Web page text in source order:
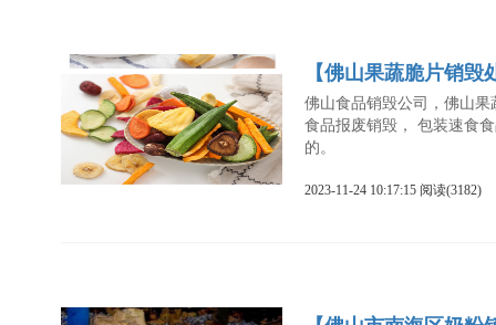
【佛山果蔬脆片销毁
佛山食品销毁公司，佛山
食品报废销毁， 包装速食
的。
2023-11-24 10:17:15 阅读(3182)